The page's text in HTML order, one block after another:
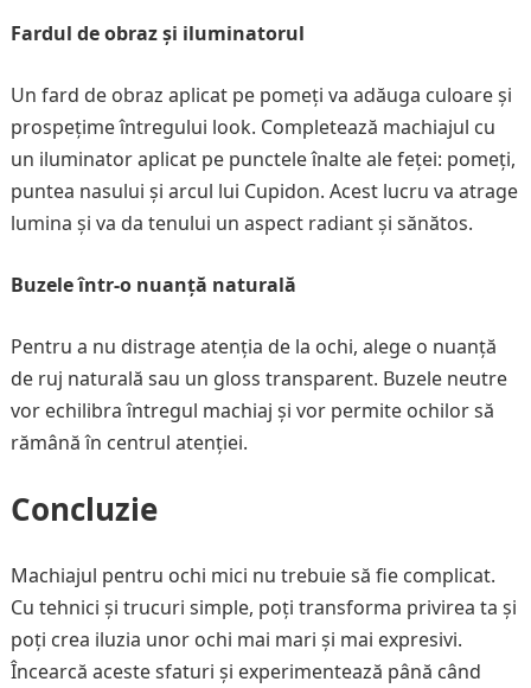
Fardul de obraz și iluminatorul
Un fard de obraz aplicat pe pomeți va adăuga culoare și
prospețime întregului look. Completează machiajul cu
un iluminator aplicat pe punctele înalte ale feței: pomeți,
puntea nasului și arcul lui Cupidon. Acest lucru va atrage
lumina și va da tenului un aspect radiant și sănătos.
Buzele într-o nuanță naturală
Pentru a nu distrage atenția de la ochi, alege o nuanță
de ruj naturală sau un gloss transparent. Buzele neutre
vor echilibra întregul machiaj și vor permite ochilor să
rămână în centrul atenției.
Concluzie
Machiajul pentru ochi mici nu trebuie să fie complicat.
Cu tehnici și trucuri simple, poți transforma privirea ta și
poți crea iluzia unor ochi mai mari și mai expresivi.
Încearcă aceste sfaturi și experimentează până când